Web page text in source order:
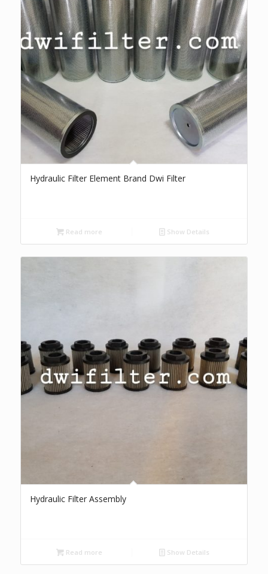
Hydraulic Filter Element Brand Dwi Filter
Read more Show Details
Hydraulic Filter Assembly
Read more Show Details